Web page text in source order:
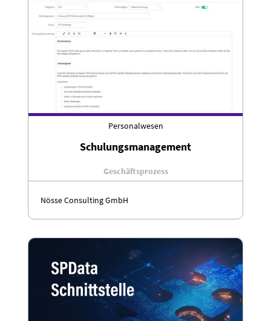
Personalwesen
Schulungsmanagement
Geschäftsprozess
Nösse Consulting GmbH